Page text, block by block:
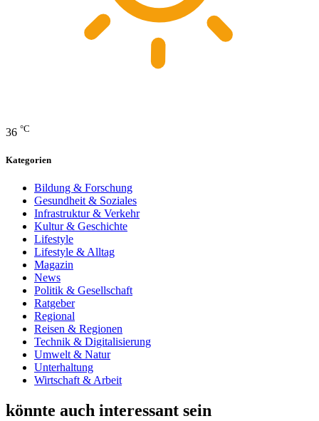
36 °C
Kategorien
Bildung & Forschung
Gesundheit & Soziales
Infrastruktur & Verkehr
Kultur & Geschichte
Lifestyle
Lifestyle & Alltag
Magazin
News
Politik & Gesellschaft
Ratgeber
Regional
Reisen & Regionen
Technik & Digitalisierung
Umwelt & Natur
Unterhaltung
Wirtschaft & Arbeit
könnte auch interessant sein